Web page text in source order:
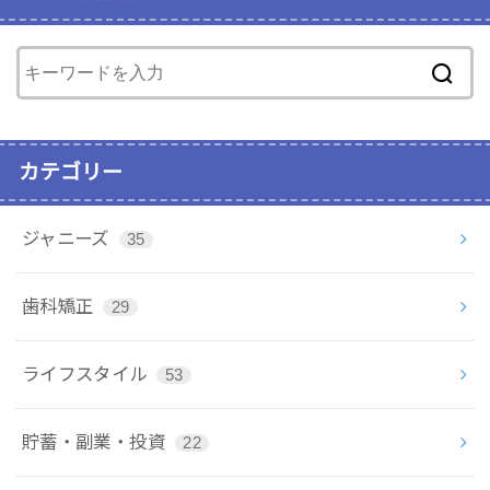
カテゴリー
ジャニーズ 35
歯科矯正 29
ライフスタイル 53
貯蓄・副業・投資 22